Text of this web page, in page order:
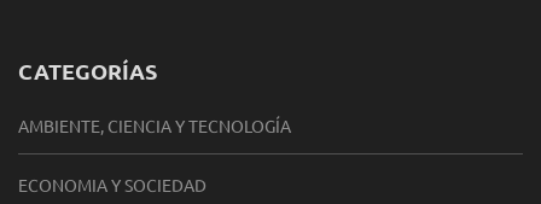
CATEGORÍAS
AMBIENTE, CIENCIA Y TECNOLOGÍA
ECONOMIA Y SOCIEDAD